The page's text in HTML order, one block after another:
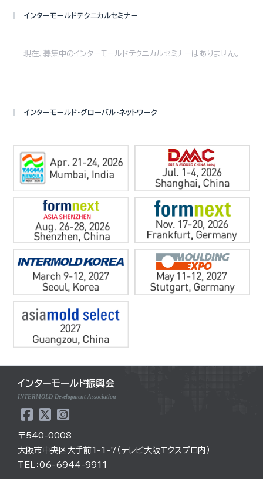
インターモールドテクニカルセミナー
現在、募集中のインターモールドテクニカルセミナーはありません。
インターモールド・グローバル・ネットワーク
インターモールド振興会
INTERMOLD Development Association
〒540-0008
大阪市中央区大手前1-1-7（テレビ大阪エクスプロ内）
TEL：06-6944-9911